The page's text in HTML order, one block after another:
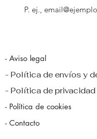
- Aviso legal
- Política de envíos y
- Política de privacidad
- Política de cookies
- Contacto